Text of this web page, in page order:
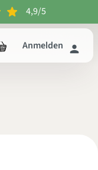
4,9/5
Anmelden